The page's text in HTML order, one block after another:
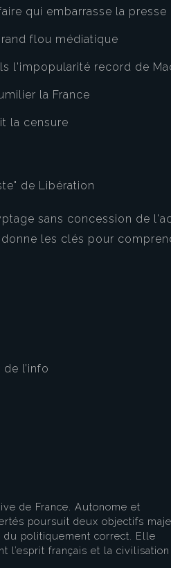
qui embarrasse la presse
flou médiatique
l'impopularité record de
la France
la censure
de Libération
sans concession de
les clés pour
l’info
de France. Autonome et
poursuit deux objectifs
politiquement correct. Elle
l’esprit français et la civilisation